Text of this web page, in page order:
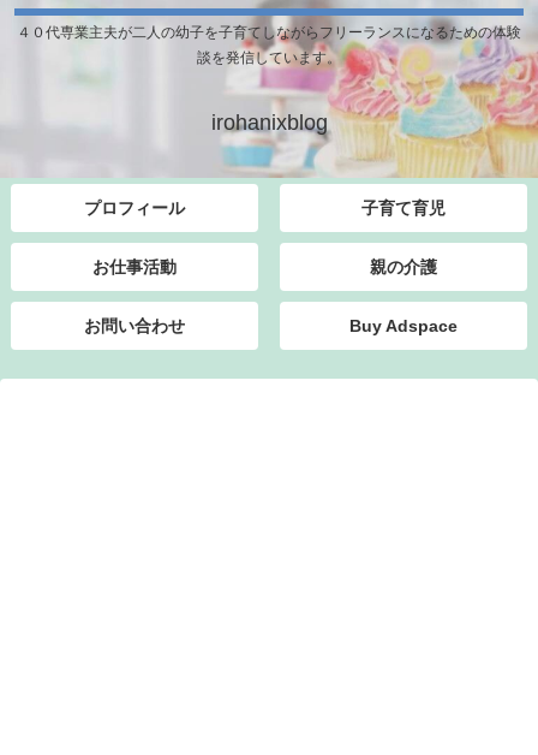
４０代専業主夫が二人の幼子を子育てしながらフリーランスになるための体験
談を発信しています。
irohanixblog
プロフィール 子育て育児
お仕事活動 親の介護
お問い合わせ Buy Adspace